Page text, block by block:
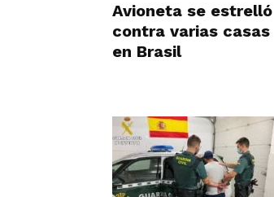
Avioneta se estrelló
contra varias casas
en Brasil